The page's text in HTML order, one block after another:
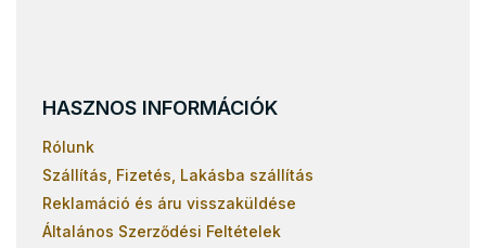
HASZNOS INFORMÁCIÓK
Rólunk
Szállítás, Fizetés, Lakásba szállítás
Reklamáció és áru visszaküldése
Általános Szerződési Feltételek